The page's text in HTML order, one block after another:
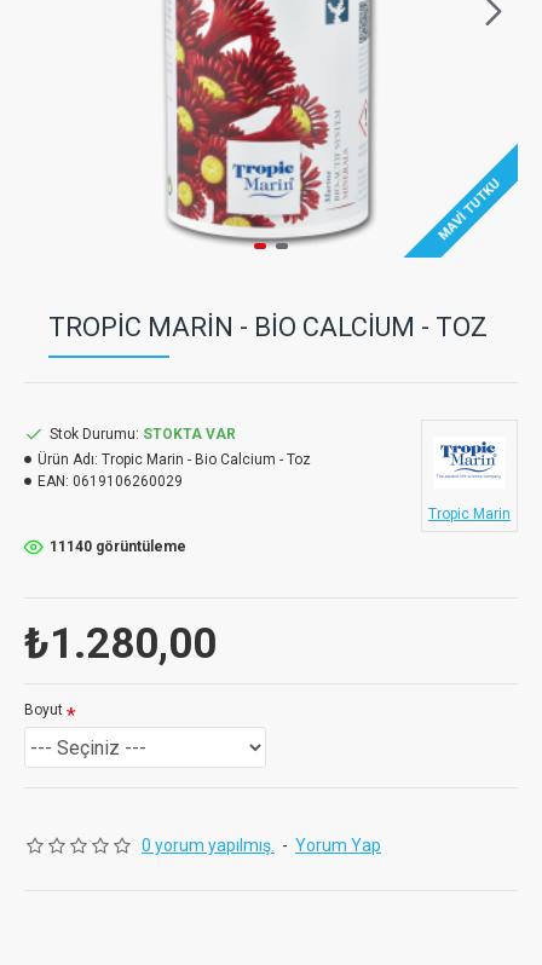
MAVI TUTKU
TROPIC MARIN - BIO CALCIUM - TOZ
0 yorum yapılmış. - Yorum Yap
₺1.280,00
Stok Durumu: STOKTA VAR
Ürün Adı: Tropic Marin - Bio Calcium - Toz
EAN: 0619106260029
Tropic Marin
11140 görüntüleme
Boyut